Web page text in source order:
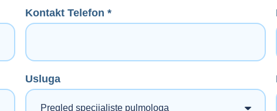
Kontakt Telefon *
Usluga